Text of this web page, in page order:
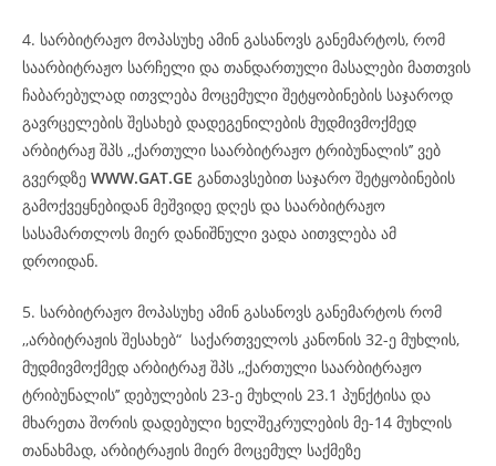
4. სარბიტრაჟო მოპასუხე ამინ გასანოვს განემარტოს, რომ
საარბიტრაჟო სარჩელი და თანდართული მასალები მათთვის
ჩაბარებულად ითვლება მოცემული შეტყობინების საჯაროდ
გავრცელების შესახებ დადეგენილების მუდმივმოქმედ
არბიტრაჟ შპს ,,ქართული საარბიტრაჟო ტრიბუნალის’’ ვებ
გვერდზე WWW.GAT.GE განთავსებით საჯარო შეტყობინების
გამოქვეყნებიდან მეშვიდე დღეს და საარბიტრაჟო
სასამართლოს მიერ დანიშნული ვადა აითვლება ამ
დროიდან.
5. სარბიტრაჟო მოპასუხე ამინ გასანოვს განემარტოს რომ
,,არბიტრაჟის შესახებ“ საქართველოს კანონის 32-ე მუხლის,
მუდმივმოქმედ არბიტრაჟ შპს ,,ქართული საარბიტრაჟო
ტრიბუნალის’’ დებულების 23-ე მუხლის 23.1 პუნქტისა და
მხარეთა შორის დადებული ხელშეკრულების მე-14 მუხლის
თანახმად, არბიტრაჟის მიერ მოცემულ საქმეზე